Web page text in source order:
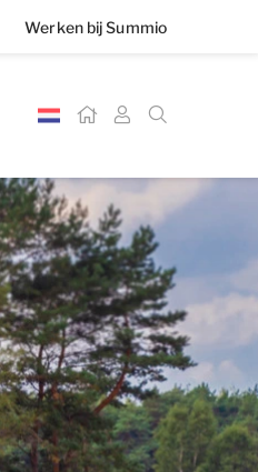
Werken bij Summio